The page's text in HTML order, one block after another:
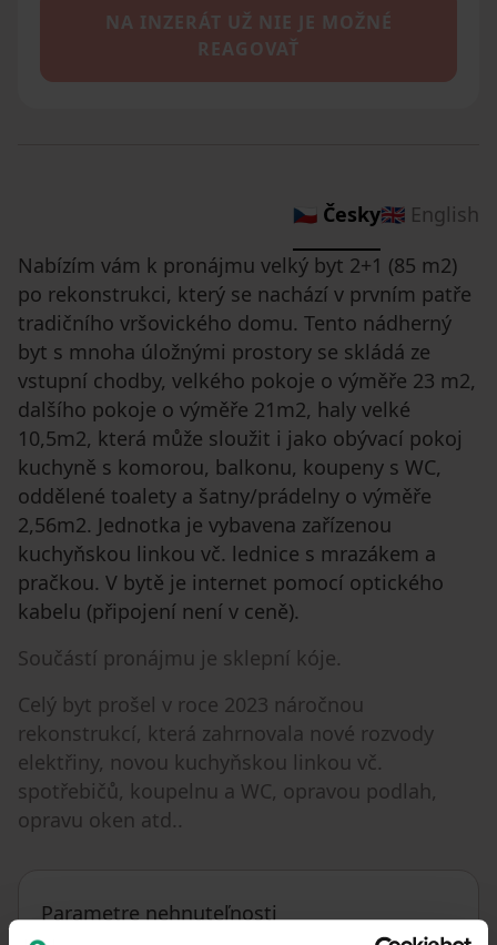
NA INZERÁT UŽ NIE JE MOŽNÉ
REAGOVAŤ
🇨🇿 Česky🇬🇧 English
Nabízím vám k pronájmu velký byt 2+1 (85 m2)
po rekonstrukci, který se nachází v prvním patře
tradičního vršovického domu. Tento nádherný
byt s mnoha úložnými prostory se skládá ze
vstupní chodby, velkého pokoje o výměře 23 m2,
dalšího pokoje o výměře 21m2, haly velké
10,5m2, která může sloužit i jako obývací pokoj
kuchyně s komorou, balkonu, koupeny s WC,
oddělené toalety a šatny/prádelny o výměře
2,56m2. Jednotka je vybavena zařízenou
kuchyňskou linkou vč. lednice s mrazákem a
pračkou. V bytě je internet pomocí optického
kabelu (připojení není v ceně).
Součástí pronájmu je sklepní kóje.
Celý byt prošel v roce 2023 náročnou
rekonstrukcí, která zahrnovala nové rozvody
elektřiny, novou kuchyňskou linkou vč.
spotřebičů, koupelnu a WC, opravou podlah,
opravu oken atd..
Parametre nehnuteľnosti